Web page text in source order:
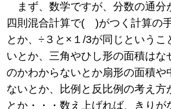
まず、数学ですが、分数の通分
四則混合計算で( )がつく計算の
とか、÷３と×１/3が同じというこ
いとか、三角やひし形の面積はな
のかわからないとか扇形の面積や
ないとか、比例と反比例の考え方
とか・・・数え上げれば、きりが